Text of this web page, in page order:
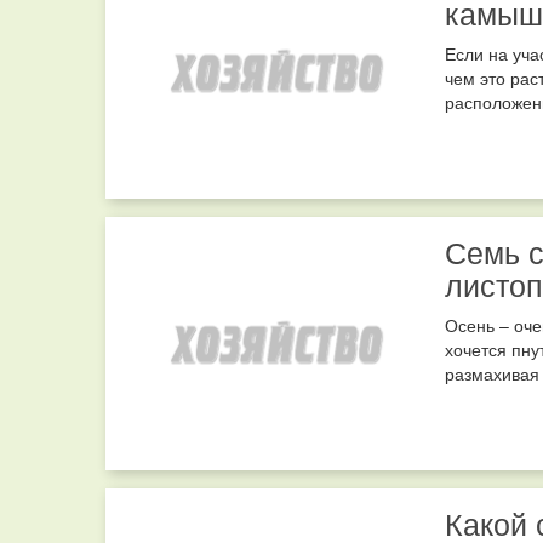
Если на
чем это
Семь
Осень –
хочется
Какой